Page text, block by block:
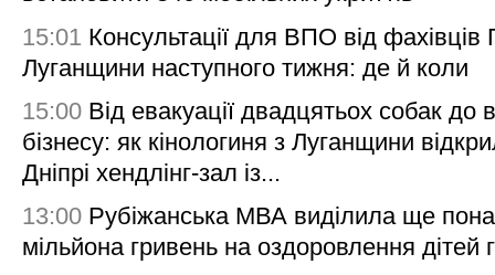
15:01 Консультації для ВПО від
Луганщини наступного тижня: де й коли
15:00 Від евакуації двадцятьох собак до
бізнесу: як кінологиня з Луганщини
Дніпрі хендлінг-зал із...
13:00 Рубіжанська МВА виділила ще
мільйона гривень на оздоровлення дітей